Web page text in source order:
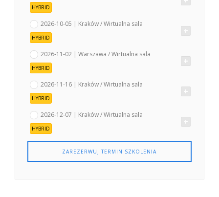
HYBRID
2026-10-05 | Kraków / Wirtualna sala
HYBRID
2026-11-02 | Warszawa / Wirtualna sala
HYBRID
2026-11-16 | Kraków / Wirtualna sala
HYBRID
2026-12-07 | Kraków / Wirtualna sala
HYBRID
ZAREZERWUJ TERMIN SZKOLENIA